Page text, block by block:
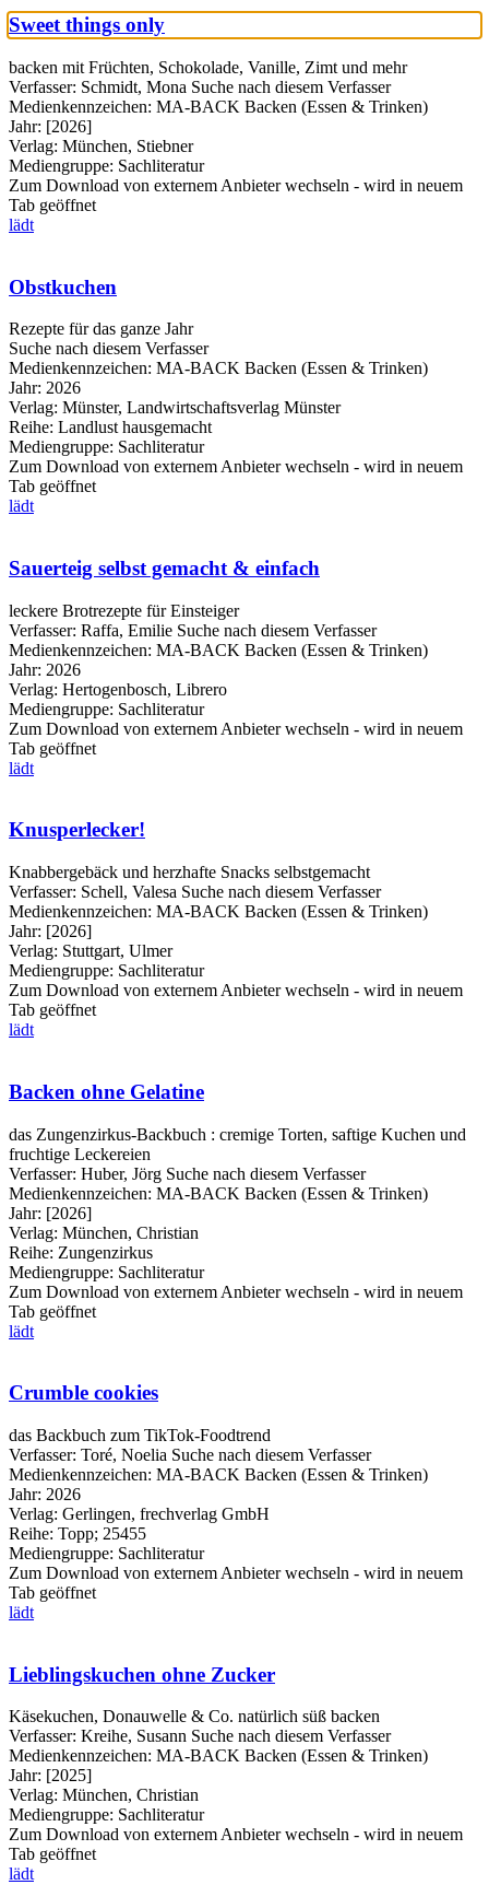
Sweet things only
backen mit Früchten, Schokolade, Vanille, Zimt und mehr
Verfasser: Schmidt, Mona Suche nach diesem Verfasser
Medienkennzeichen: MA-BACK Backen (Essen & Trinken)
Jahr: [2026]
Verlag: München, Stiebner
Mediengruppe: Sachliteratur
Zum Download von externem Anbieter wechseln - wird in neuem
Tab geöffnet
lädt
Obstkuchen
Rezepte für das ganze Jahr
Suche nach diesem Verfasser
Medienkennzeichen: MA-BACK Backen (Essen & Trinken)
Jahr: 2026
Verlag: Münster, Landwirtschaftsverlag Münster
Reihe: Landlust hausgemacht
Mediengruppe: Sachliteratur
Zum Download von externem Anbieter wechseln - wird in neuem
Tab geöffnet
lädt
Sauerteig selbst gemacht & einfach
leckere Brotrezepte für Einsteiger
Verfasser: Raffa, Emilie Suche nach diesem Verfasser
Medienkennzeichen: MA-BACK Backen (Essen & Trinken)
Jahr: 2026
Verlag: Hertogenbosch, Librero
Mediengruppe: Sachliteratur
Zum Download von externem Anbieter wechseln - wird in neuem
Tab geöffnet
lädt
Knusperlecker!
Knabbergebäck und herzhafte Snacks selbstgemacht
Verfasser: Schell, Valesa Suche nach diesem Verfasser
Medienkennzeichen: MA-BACK Backen (Essen & Trinken)
Jahr: [2026]
Verlag: Stuttgart, Ulmer
Mediengruppe: Sachliteratur
Zum Download von externem Anbieter wechseln - wird in neuem
Tab geöffnet
lädt
Backen ohne Gelatine
das Zungenzirkus-Backbuch : cremige Torten, saftige Kuchen und
fruchtige Leckereien
Verfasser: Huber, Jörg Suche nach diesem Verfasser
Medienkennzeichen: MA-BACK Backen (Essen & Trinken)
Jahr: [2026]
Verlag: München, Christian
Reihe: Zungenzirkus
Mediengruppe: Sachliteratur
Zum Download von externem Anbieter wechseln - wird in neuem
Tab geöffnet
lädt
Crumble cookies
das Backbuch zum TikTok-Foodtrend
Verfasser: Toré, Noelia Suche nach diesem Verfasser
Medienkennzeichen: MA-BACK Backen (Essen & Trinken)
Jahr: 2026
Verlag: Gerlingen, frechverlag GmbH
Reihe: Topp; 25455
Mediengruppe: Sachliteratur
Zum Download von externem Anbieter wechseln - wird in neuem
Tab geöffnet
lädt
Lieblingskuchen ohne Zucker
Käsekuchen, Donauwelle & Co. natürlich süß backen
Verfasser: Kreihe, Susann Suche nach diesem Verfasser
Medienkennzeichen: MA-BACK Backen (Essen & Trinken)
Jahr: [2025]
Verlag: München, Christian
Mediengruppe: Sachliteratur
Zum Download von externem Anbieter wechseln - wird in neuem
Tab geöffnet
lädt